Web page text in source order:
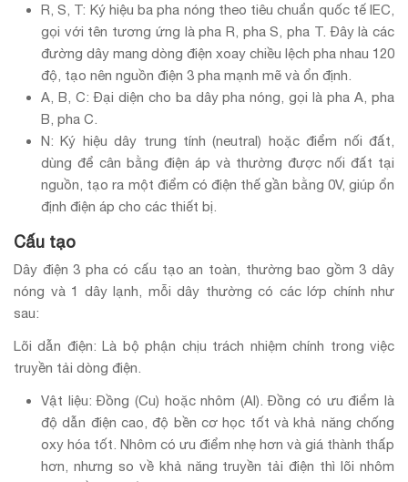
R, S, T: Ký hiệu ba pha nóng theo tiêu chuẩn quốc tế IEC,
gọi với tên tương ứng là pha R, pha S, pha T. Đây là các
đường dây mang dòng điện xoay chiều lệch pha nhau 120
độ, tạo nên nguồn điện 3 pha mạnh mẽ và ổn định.
A, B, C: Đại diện cho ba dây pha nóng, gọi là pha A, pha
B, pha C.
N: Ký hiệu dây trung tính (neutral) hoặc điểm nối đất,
dùng để cân bằng điện áp và thường được nối đất tại
nguồn, tạo ra một điểm có điện thế gần bằng 0V, giúp ổn
định điện áp cho các thiết bị.
Cấu tạo
Dây điện 3 pha có cấu tạo an toàn, thường bao gồm 3 dây
nóng và 1 dây lạnh, mỗi dây thường có các lớp chính như
sau:
Lõi dẫn điện: Là bộ phận chịu trách nhiệm chính trong việc
truyền tải dòng điện.
Vật liệu: Đồng (Cu) hoặc nhôm (Al). Đồng có ưu điểm là
độ dẫn điện cao, độ bền cơ học tốt và khả năng chống
oxy hóa tốt. Nhôm có ưu điểm nhẹ hơn và giá thành thấp
hơn, nhưng so về khả năng truyền tải điện thì lõi nhôm